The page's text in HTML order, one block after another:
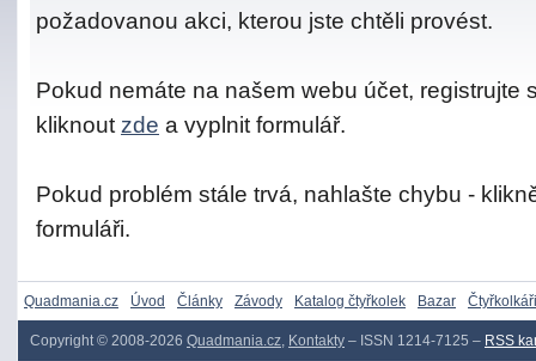
požadovanou akci, kterou jste chtěli provést.
Pokud nemáte na našem webu účet, registrujte
kliknout zde a vyplnit formulář.
Pokud problém stále trvá, nahlašte chybu -
formuláři.
Quadmania.cz Úvod Články Závody Katalog čtyřkolek Bazar Čtyřkolkáři
Copyright © 2008-2026 Quadmania.cz, Kontakty – ISSN 1214-7125 – RSS